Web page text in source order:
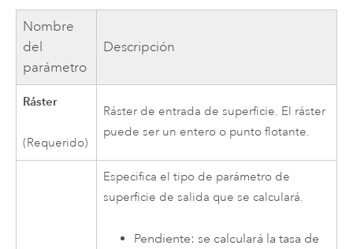
Nombre
del
parámetro
Descripción
Ráster
(Requerido)
Ráster de entrada de superficie. El ráster
puede ser un entero o punto flotante.
Especifica el tipo de parámetro de
superficie de salida que se calculará.
Pendiente: se calculará la tasa de